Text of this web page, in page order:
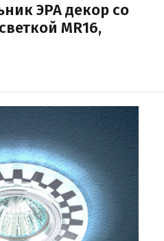
ЭРА декор cо
MR16,